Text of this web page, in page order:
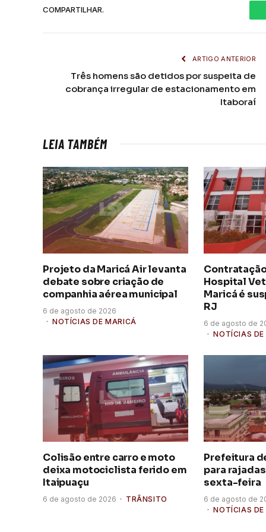
COMPARTILHAR.
ARTIGO ANTERIOR
Três homens são detidos por suspeita de
cobrança irregular de estacionamento em
Itaboraí
LEIA TAMBÉM
Projeto da Maricá Air levanta
debate sobre criação de
companhia aérea municipal
6 de agosto de 2026
NOTÍCIAS DE MARICÁ
Hospital
Maricá é
RJ
6 de agosto de
NOTÍCIAS
Colisão entre carro e moto
deixa motociclista ferido em
Itaipuaçu
6 de agosto de 2026 TRÂNSITO
Prefeitura
para
sexta-feira
6 de agosto de
NOTÍCIAS